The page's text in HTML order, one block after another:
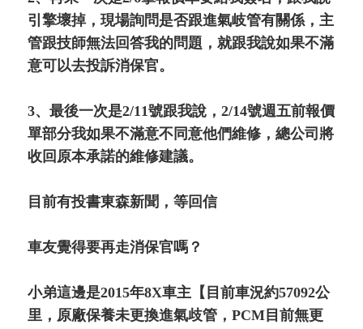
引擎壞掉，現場詢問是否跟進氣岐管有關係，主
管跟技師無法回答我的問題，就跟我說如果不滿
意可以去投訴消保官。
3、最後一次是2/11號跟我說，2/14號週五前報價
單部分我如果不滿意不同意他們維修，總公司將
收回原本承諾的維修建議。
目前有投書東森新聞，等回信
車友覺得要再走消保官嗎？
小弟這邊是2015年8X車主【目前車況約57092公
里，原廠保養未更換進氣歧管，PCM目前無更